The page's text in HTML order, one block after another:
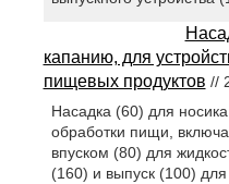
капанию, для
пищевых продуктов //
Насадка (60) для
обработки пищи,
впуском (80) для
(160) и выпуск (100)